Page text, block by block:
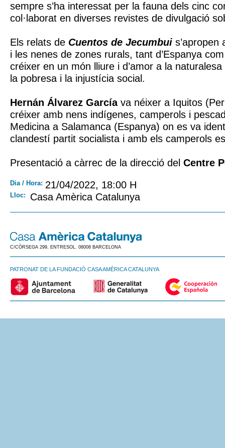
sempre s’ha interessat per la fauna dels cinc
col·laborat en diverses revistes de divulgació
Els relats de Cuentos de Jecumbui s’apropen
i les nenes de zones rurals, tant d’Espanya
créixer en un món lliure i d’amor a la
la pobresa i la injustícia social.
Hernán Álvarez Garcíava néixer a Iquitos
créixer amb nens indígenes, camperols i
Medicina a Salamanca (Espanya) on es va
clandestí partit socialista i amb els camperols
Presentació a càrrec de la direcció del Centre
Dia / Hora: 21/04/2022, 18:00 H
Lloc: Casa Amèrica Catalunya
C/CÒRSEGA 299, ENTRESOL. 08008 BARCELONA
PATRONAT DE LA FUNDACIÓ CASA AMÈRICA CATALUNYA